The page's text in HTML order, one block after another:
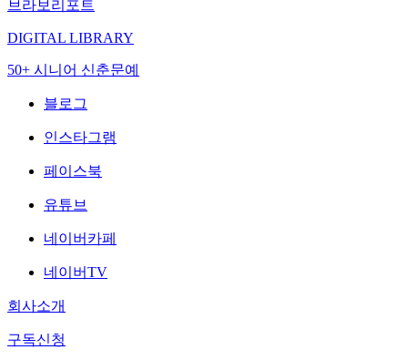
브라보리포트
DIGITAL LIBRARY
50+ 시니어 신춘문예
블로그
인스타그램
페이스북
유튜브
네이버카페
네이버TV
회사소개
구독신청